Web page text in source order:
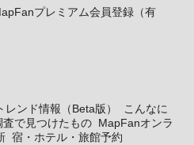
プレミアム会員登録（有
ンド情報（Beta版）
こんなに
査で見つけたもの MapFanオンラ
宿・ホテル・旅館予約